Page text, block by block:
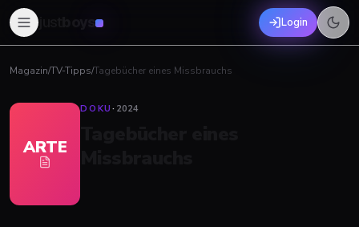
boys Login
Magazin/TV-Tipps/Tagebücher eines Missbrauchs
ARTE
DOKU· 2024